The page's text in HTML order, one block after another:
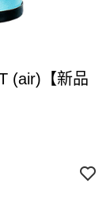
(air)【新品